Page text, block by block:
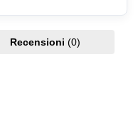
Recensioni (0)